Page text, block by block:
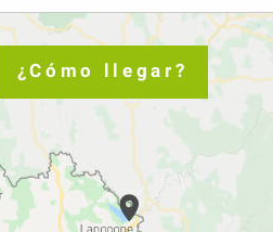
¿Cómo llegar?